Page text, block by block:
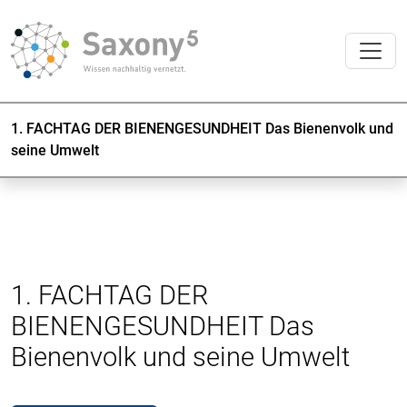
1. FACHTAG DER BIENENGESUNDHEIT Das Bienenvolk und
seine Umwelt
1. FACHTAG DER
BIENENGESUNDHEIT Das
Bienenvolk und seine Umwelt